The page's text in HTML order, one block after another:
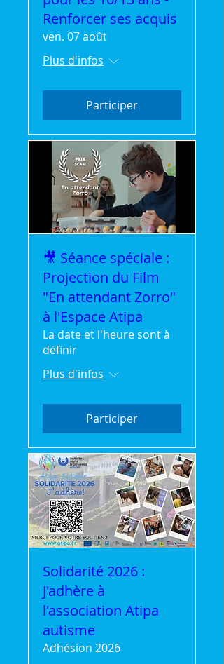
Renforcer ses acquis
ven. 07 août
Plus d'infos
Participer
🎥 Séance spéciale :
Projection du Film
"En attendant Zorro"
à l'Espace Atipa
La date et l'heure sont à
définir
Plus d'infos
Participer
Solidarité 2026 :
J'adhère à
l'association Atipa
autisme
Adhésion 2026